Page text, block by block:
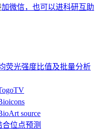
加微信，也可以进科研互助
荧光强度比值及批量分析
source
位点预测